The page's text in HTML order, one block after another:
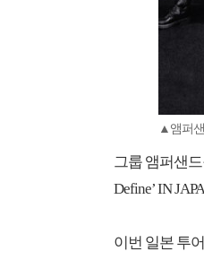
▲앰퍼
그룹 앰퍼샌드
Define’ IN
이번 일본 투